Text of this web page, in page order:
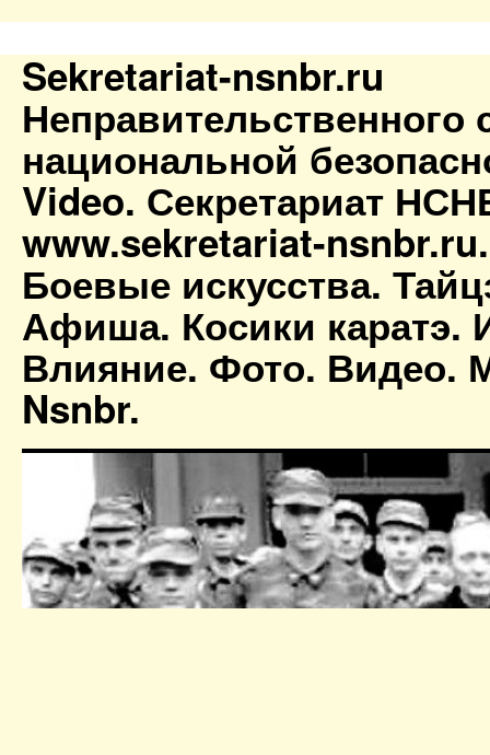
Sekretariat-nsnbr.ru
Неправительственного
национальной
Video. Секретариат
www.sekretariat-
Боевые искусства.
Афиша. Косики каратэ.
Влияние. Фото. Видео.
Nsnbr.